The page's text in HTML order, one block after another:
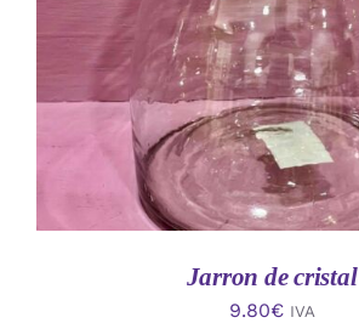
DETALLES
Jarron de cristal
9.80€ IVA